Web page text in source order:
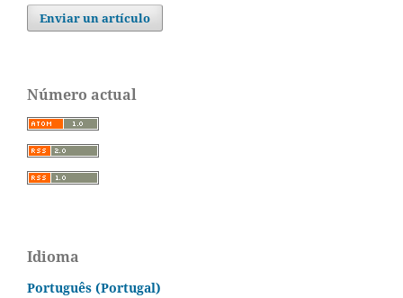
Enviar un artículo
Número actual
Idioma
Português (Portugal)